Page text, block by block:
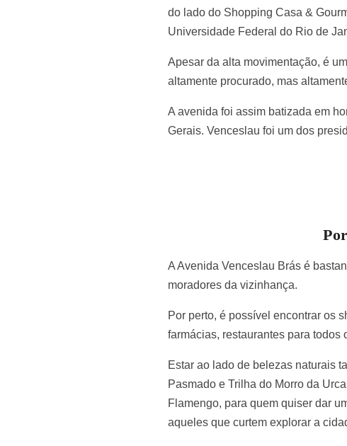
do lado do Shopping Casa &
Universidade Federal do Rio de
Apesar da alta movimentação, é
altamente procurado, mas
A avenida foi assim batizada em
Gerais. Venceslau foi um dos
A Avenida Venceslau Brás é
moradores da vizinhança.
Por perto, é possível encontrar os
farmácias, restaurantes para
Estar ao lado de belezas naturais
Pasmado e Trilha do Morro da
Flamengo, para quem quiser dar
aqueles que curtem explorar a